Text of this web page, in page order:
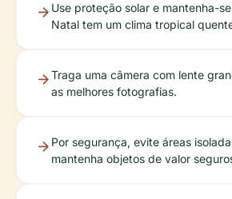
Use proteção solar e mantenha-
Natal tem um clima tropical
Traga uma câmera com lente
as melhores fotografias.
Por segurança, evite áreas
mantenha objetos de valor